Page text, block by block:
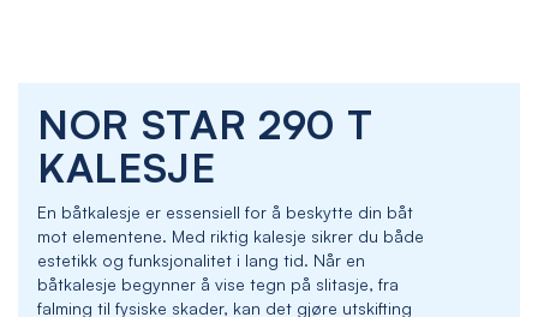
NOR STAR 290 T
KALESJE
En båtkalesje er essensiell for å beskytte din båt
mot elementene. Med riktig kalesje sikrer du både
estetikk og funksjonalitet i lang tid. Når en
båtkalesje begynner å vise tegn på slitasje, fra
falming til fysiske skader, kan det gjøre utskifting
the
beginning
the
images
gallery